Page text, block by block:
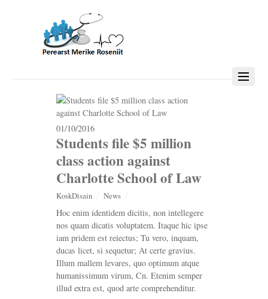
01/10/2016
Students file $5 million
class action against
Charlotte School of Law
KoskDisain News
Hoc enim identidem dicitis, non intellegere
nos quam dicatis voluptatem. Itaque hic ipse
iam pridem est reiectus; Tu vero, inquam,
ducas licet, si sequetur; At certe gravius.
Illum mallem levares, quo optimum atque
humanissimum virum, Cn. Etenim semper
illud extra est, quod arte comprehenditur.